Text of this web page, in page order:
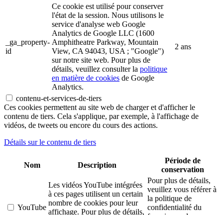
_ga_property-
id
Ce cookie est utilisé pour conserver
l'état de la session. Nous utilisons le
service d'analyse web Google
Analytics de Google LLC (1600
Amphitheatre Parkway, Mountain
View, CA 94043, USA ; "Google")
sur notre site web. Pour plus de
détails, veuillez consulter la politique
en matière de cookies de Google
Analytics.
2 ans
contenu-et-services-de-tiers
Ces cookies permettent au site web de charger et d'afficher le
contenu de tiers. Cela s'applique, par exemple, à l'affichage de
vidéos, de tweets ou encore du cours des actions.
Détails sur le contenu de tiers
Nom Description
Période de
conservation
YouTube
Les vidéos YouTube intégrées
à ces pages utilisent un certain
nombre de cookies pour leur
affichage. Pour plus de détails,
Pour plus de détails,
veuillez vous référer à
la politique de
confidentialité du